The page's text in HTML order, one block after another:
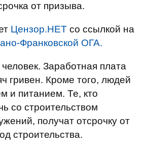
от призыва.
Цензор.НЕТ со ссылкой на
Франковской ОГА.
Заработная плата
гривен. Кроме того, людей
и питанием. Те, кто
со строительством
получат отсрочку от
строительства.